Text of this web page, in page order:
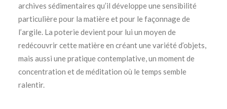
archives sédimentaires qu’il développe une sensibilité
particulière pour la matière et pour le façonnage de
l’argile. La poterie devient pour lui un moyen de
redécouvrir cette matière en créant une variété d’objets,
mais aussi une pratique contemplative, un moment de
concentration et de méditation où le temps semble
ralentir.